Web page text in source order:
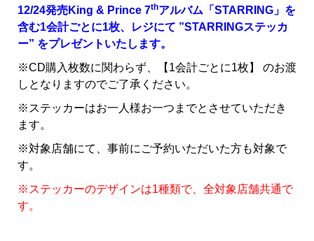
12/24発売King & Prince 7thアルバム「STARRING」を
含む1会計ごとに1枚、レジにて ”STARRINGステッカ
ー” をプレゼントいたします。
※CD購入枚数に関わらず、【1会計ごとに1枚】 のお渡
しとなりますのでご了承ください。
※ステッカーはお一人様お一つまでとさせていただき
ます。
※対象店舗にて、事前にご予約いただいた方も対象で
す。
※ステッカーのデザインは1種類で、全対象店舗共通で
す。